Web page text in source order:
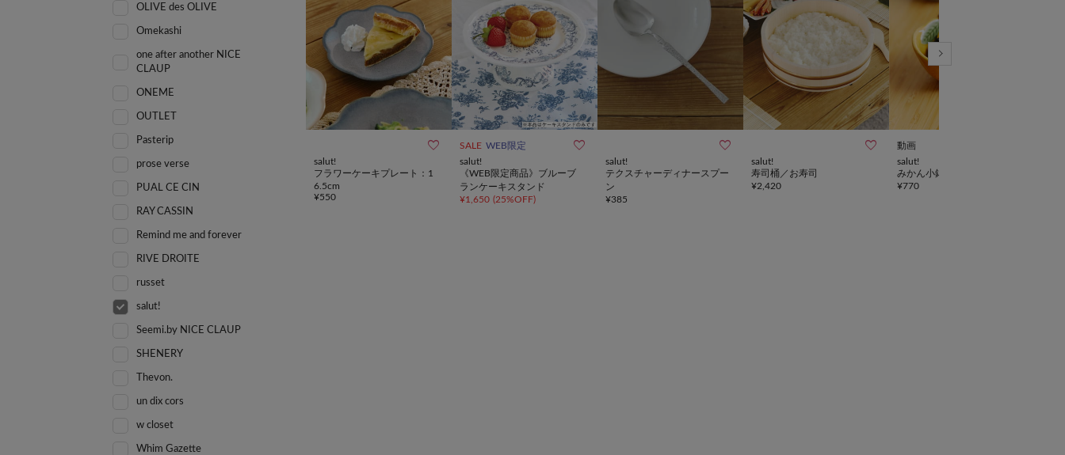

salut!
フラワーケーキプレート：1
6.5cm
¥550
SALE WEB限定 
salut!
《WEB限定商品》ブルーブ
ランケーキスタンド
¥1,650 (25%OFF)

salut!
テクスチャーディナースプー
ン
¥385

salut!
寿司桶／お寿司
¥2,420
動画
salut!
みかん小鉢／おばんざい
¥770
OLIVE des OLIVE
Omekashi
one after another NICE
CLAUP
ONEME
OUTLET
Pasterip
prose verse
PUAL CE CIN
RAY CASSIN
Remind me and forever
RIVE DROITE
russet
salut!
Seemi.by NICE CLAUP
SHENERY
Thevon.
un dix cors
w closet
Whim Gazette